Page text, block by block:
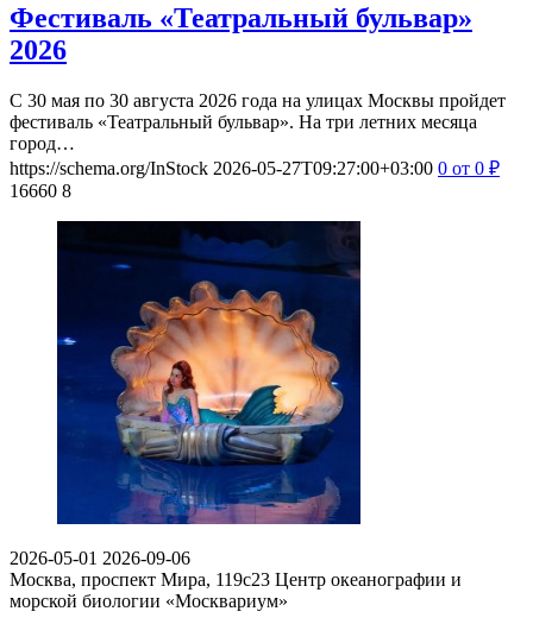
Фестиваль «Театральный бульвар»
2026
С 30 мая по 30 августа 2026 года на улицах Москвы пройдет
фестиваль «Театральный бульвар». На три летних месяца
город…
https://schema.org/InStock 2026-05-27T09:27:00+03:00 0 от 0 ₽
16660 8
2026-05-01 2026-09-06
Москва, проспект Мира, 119с23 Центр океанографии и
морской биологии «Москвариум»